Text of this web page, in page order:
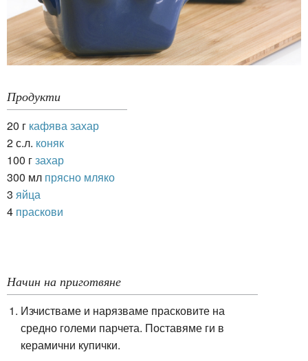
Продукти
20 г кафява захар
2 с.л. коняк
100 гзахар
300 мл прясно мляко
3 яйца
4 праскови
Начин на приготвяне
Изчистваме и нарязваме прасковите на
средно големи парчета. Поставяме ги в
керамични купички.